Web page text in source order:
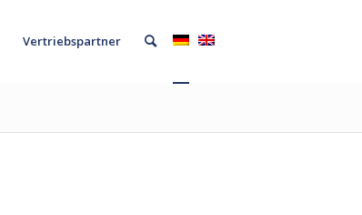
Vertriebspartner